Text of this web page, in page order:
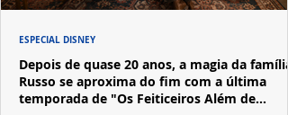
Depois de quase 20 anos, a magia da família
Russo se aproxima do fim com a última
temporada de "Os Feiticeiros Além de
ESPECIAL DISNEY